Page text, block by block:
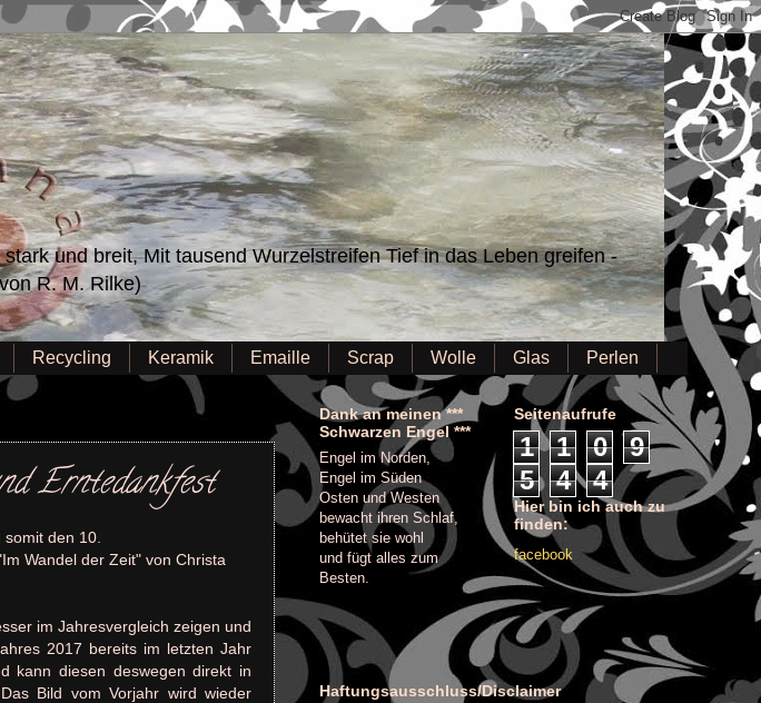
und breit, Mit tausend Wurzelstreifen Tief in das Leben greifen -
R. M. Rilke)
Recycling Keramik Emaille Scrap Wolle Glas Perlen
Erntedankfest
den 10.
Wandel der Zeit" von Christa
im Jahresvergleich zeigen und
2017 bereits im letzten Jahr
kann diesen deswegen direkt in
Bild vom Vorjahr wird wieder
Dank an meinen ***
Schwarzen Engel ***
Engel im Norden,
Engel im Süden
Osten und Westen
bewacht ihren Schlaf,
behütet sie wohl
und fügt alles zum
Besten.
Seitenaufrufe
1 1 0
9
5
4 4
Hier bin ich auch zu
finden:
facebook
Haftungsausschluss/Disclaimer